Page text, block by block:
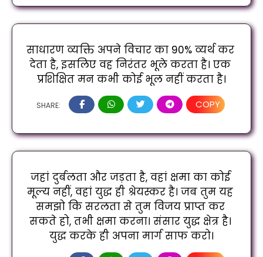
साधारण व्यक्ति अपने विचार का 90% व्यर्थ कर
देता है, इसलिए वह निरंतर भूले करता है। एक
प्रशिक्षित मन कभी कोई भूल नहीं करता है।
SHARE: COPY
जहां दुर्बलता और जड़ता है, वहां क्षमा का कोई
मूल्य नहीं, वहां युद्ध ही श्रेयस्कर है। जब तुम यह
समझो कि सरलता से तुम विजय प्राप्त कर
सकते हो, तभी क्षमा करना। संसार युद्ध क्षेत्र है।
युद्ध करके ही अपना मार्ग साफ करो।